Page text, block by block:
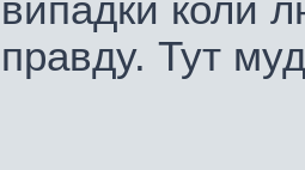
випадки коли
правду. Тут